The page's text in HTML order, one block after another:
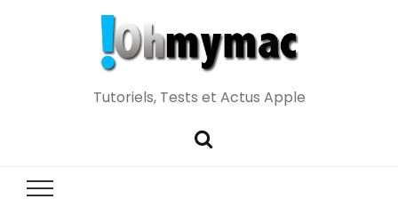
Tutoriels, Tests et Actus Apple